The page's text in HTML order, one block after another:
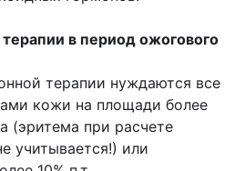
в период ожогового
терапии нуждаются все
кожи на площади более
(эритема при расчете
учитывается!) или